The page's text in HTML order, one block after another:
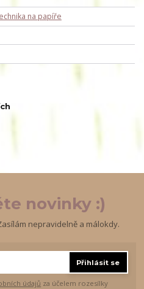
na papíře
novinky :)
nepravidelně a málokdy.
Přihlásit se
údajů za účelem rozesílky